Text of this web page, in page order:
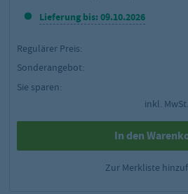
Lieferung bis: 09.10.2026
Regulärer Preis:
Sonderangebot:
Sie sparen:
inkl. MwSt.
In den
Zur Merkliste